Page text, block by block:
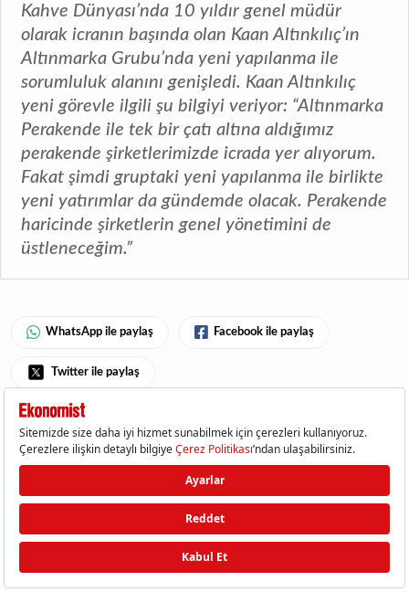
Kahve Dünyası’nda 10 yıldır genel müdür
olarak icranın başında olan Kaan Altınkılıç’ın
Altınmarka Grubu’nda yeni yapılanma ile
sorumluluk alanını genişledi. Kaan Altınkılıç
yeni görevle ilgili şu bilgiyi veriyor: “Altınmarka
Perakende ile tek bir çatı altına aldığımız
perakende şirketlerimizde icrada yer alıyorum.
Fakat şimdi gruptaki yeni yapılanma ile birlikte
yeni yatırımlar da gündemde olacak. Perakende
haricinde şirketlerin genel yönetimini de
üstleneceğim.”
WhatsApp ile paylaş Facebook ile paylaş
Twitter ile paylaş